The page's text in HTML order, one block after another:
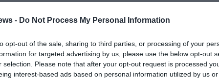
- Do Not Process My Personal Information
opt-out of the sale, sharing to third parties, or processing of your
for targeted advertising by us, please use the below opt-out
selection. Please note that after your opt-out request is processed
interest-based ads based on personal information utilized by us
θετικά, σύμφωνα με πληροφορίες στο
εξ’ αυτών βρίσκονται σε «καραντίνα» στο σπίτι
ενώ στο νοσοκομείο βρίσκονται μια ηλικιωμένη
(ασυμπτωματική) στα πλαίσια προεγχειρητικού
κλινική, ενώ και ένα παιδί, θετικό στον
κλινική.